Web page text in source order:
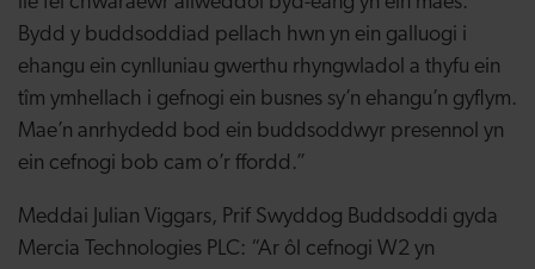
Bydd y buddsoddiad pellach hwn yn ein galluogi i
ehangu ein cynlluniau gwerthu rhyngwladol a thyfu ein
tîm ymhellach i gefnogi ein busnes sy’n ehangu’n gyflym.
Mae’n anrhydedd bod ein buddsoddwyr presennol yn
ein cefnogi bob cam o’r ffordd.”
Meddai Julian Viggars, Prif Swyddog Buddsoddi gyda
Mercia Technologies PLC: “Ar ôl cefnogi W2 yn